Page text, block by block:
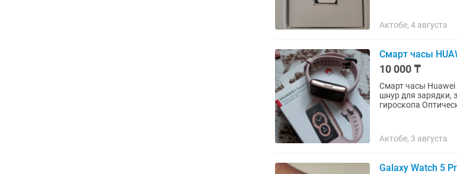
Актобе, 4 августа
Смарт часы
10 000 ₸
Смарт часы Huawei
шнур для зарядки,
гироскопа
Актобе, 3 августа
Galaxy Watch 5